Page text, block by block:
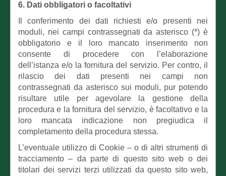
6. Dati obbligatori o facoltativi
Il conferimento dei dati richiesti e/o presenti nei
moduli, nei campi contrassegnati da asterisco (*) è
obbligatorio e il loro mancato inserimento non
consente di procedere con l’elaborazione
dell’istanza e/o la fornitura del servizio. Per contro, il
rilascio dei dati presenti nei campi non
contrassegnati da asterisco sui moduli, pur potendo
risultare utile per agevolare la gestione della
procedura e la fornitura del servizio, è facoltativo e la
loro mancata indicazione non pregiudica il
completamento della procedura stessa.
L’eventuale utilizzo di Cookie – o di altri strumenti di
tracciamento – da parte di questo sito web o dei
titolari dei servizi terzi utilizzati da questo sito web,